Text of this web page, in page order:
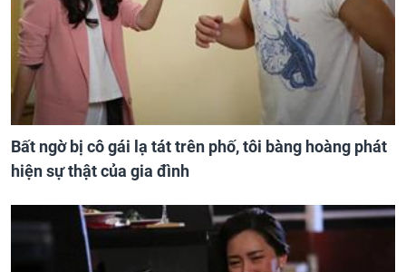
Bất ngờ bị cô gái lạ tát trên phố, tôi bàng hoàng phát
hiện sự thật của gia đình